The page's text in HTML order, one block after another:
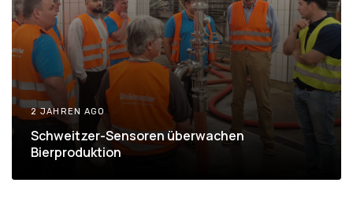
2 JAHREN AGO
Schweitzer-Sensoren überwachen
Bierproduktion